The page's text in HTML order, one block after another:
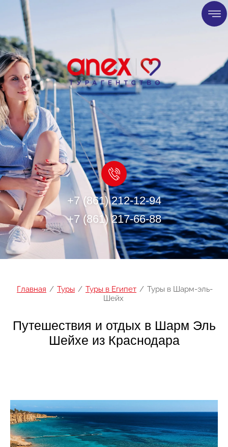
+7 (861) 212-12-94
+7 (861) 217-66-88
Главная / Туры / Туры в Египет / Туры в Шарм-эль-
Шейх
Путешествия и отдых в Шарм Эль
Шейхе из Краснодара